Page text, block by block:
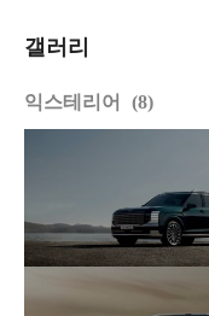
갤러리
익스테리어 8